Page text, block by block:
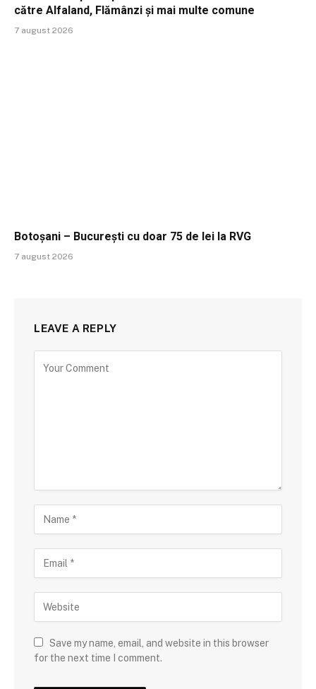
către Alfaland, Flămânzi și mai multe comune
7 august 2026
Botoșani – București cu doar 75 de lei la RVG
7 august 2026
LEAVE A REPLY
Save my name, email, and website in this browser
for the next time I comment.